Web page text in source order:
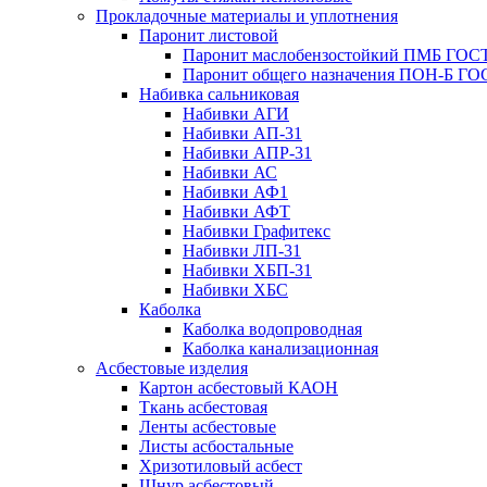
Прокладочные материалы и уплотнения
Паронит листовой
Паронит маслобензостойкий ПМБ
Паронит общего назначения ПОН-Б
Набивка сальниковая
Набивки АГИ
Набивки АП-31
Набивки АПР-31
Набивки АС
Набивки АФ1
Набивки АФТ
Набивки Графитекс
Набивки ЛП-31
Набивки ХБП-31
Набивки ХБС
Каболка
Каболка водопроводная
Каболка канализационная
Асбестовые изделия
Картон асбестовый КАОН
Ткань асбестовая
Ленты асбестовые
Листы асбостальные
Хризотиловый асбеcт